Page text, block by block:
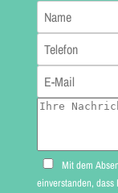
Mit dem
einverstanden, dass Ihre Daten zur Bearbeitung Ihres Anliegens